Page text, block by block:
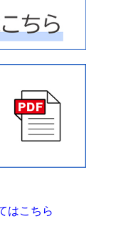
はこちら